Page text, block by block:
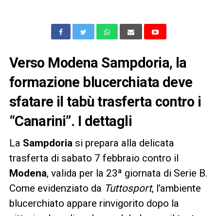
Verso Modena Sampdoria, la
formazione blucerchiata deve
sfatare il tabù trasferta contro i
“Canarini”. I dettagli
La Sampdoria si prepara alla delicata
trasferta di sabato 7 febbraio contro il
Modena, valida per la 23ª giornata di Serie B.
Come evidenziato da Tuttosport, l’ambiente
blucerchiato appare rinvigorito dopo la